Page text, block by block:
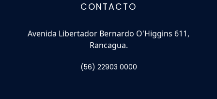
CONTACTO
Avenida Libertador Bernardo O'Higgins 611,
Rancagua.
(56) 22903 0000